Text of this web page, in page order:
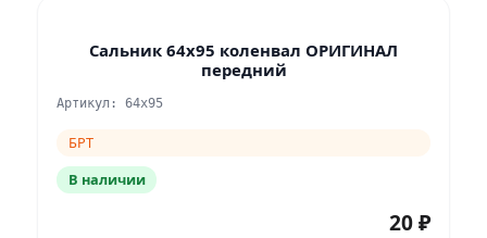
Сальник 64х95 коленвал ОРИГИНАЛ
передний
Артикул: 64х95
БРТ
В наличии
20 ₽